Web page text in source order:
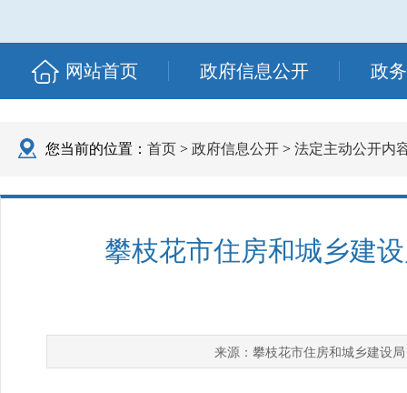
网站首页 政府信息公开 政
您当前的位置： 首页 > 政府信息公开 > 法定主动公开内
攀枝花市住房和城乡建
来源： 攀枝花市住房和城乡建设局